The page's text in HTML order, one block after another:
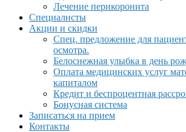
Лечение перикоронита
Специалисты
Акции и скидки
Спец. предложение для
осмотра.
Белоснежная улыбка в день
Оплата медицинских услуг
капиталом
Кредит и беспроцентная
Бонусная система
Записаться на прием
Контакты